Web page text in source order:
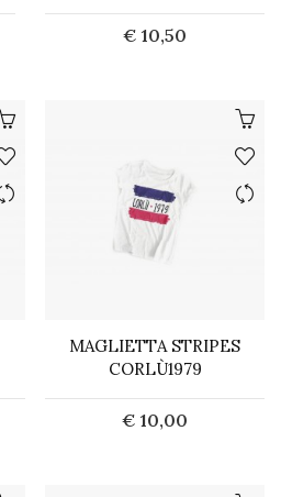
€ 10,50
MAGLIETTA STRIPES
CORLÙ1979
€ 10,00